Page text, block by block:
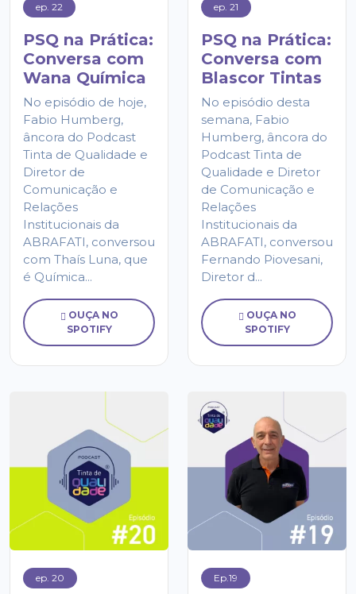
ep. 22
PSQ na Prática:
Conversa com
Wana Química
No episódio de hoje,
Fabio Humberg,
âncora do Podcast
Tinta de Qualidade e
Diretor de
Comunicação e
Relações
Institucionais da
ABRAFATI, conversou
com Thaís Luna, que
é Química...
OUÇA NO
SPOTIFY
ep. 21
PSQ na Prática:
Conversa com
Blascor Tintas
No episódio desta
semana, Fabio
Humberg, âncora do
Podcast Tinta de
Qualidade e Diretor
de Comunicação e
Relações
Institucionais da
ABRAFATI, conversou
Fernando Piovesani,
Diretor d...
OUÇA NO
SPOTIFY
ep. 20 Ep.19